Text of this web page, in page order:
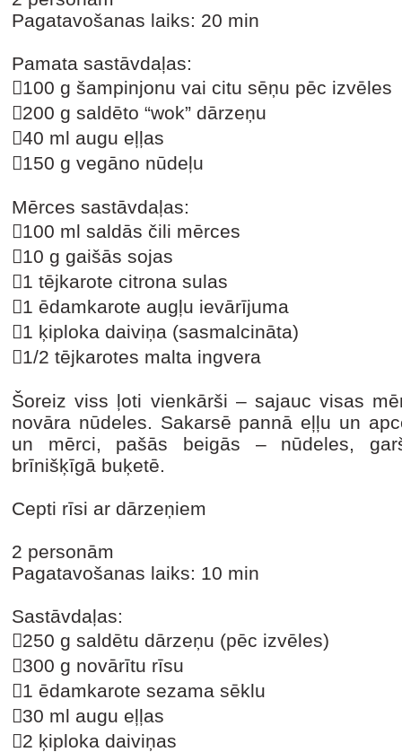
Pagatavošanas laiks: 20 min
Pamata sastāvdaļas:
100 g šampinjonu vai citu sēņu pēc izvēles
200 g saldēto “wok” dārzeņu
40 ml augu eļļas
150 g vegāno nūdeļu
Mērces sastāvdaļas:
100 ml saldās čili mērces
10 g gaišās sojas
1 tējkarote citrona sulas
1 ēdamkarote augļu ievārījuma
1 ķiploka daiviņa (sasmalcināta)
1/2 tējkarotes malta ingvera
Šoreiz viss ļoti vienkārši – sajauc visas
novāra nūdeles. Sakarsē pannā eļļu un
un mērci, pašās beigās – nūdeles,
brīnišķīgā buķetē.
Cepti rīsi ar dārzeņiem
2 personām
Pagatavošanas laiks: 10 min
Sastāvdaļas:
250 g saldētu dārzeņu (pēc izvēles)
300 g novārītu rīsu
1 ēdamkarote sezama sēklu
30 ml augu eļļas
2 ķiploka daiviņas